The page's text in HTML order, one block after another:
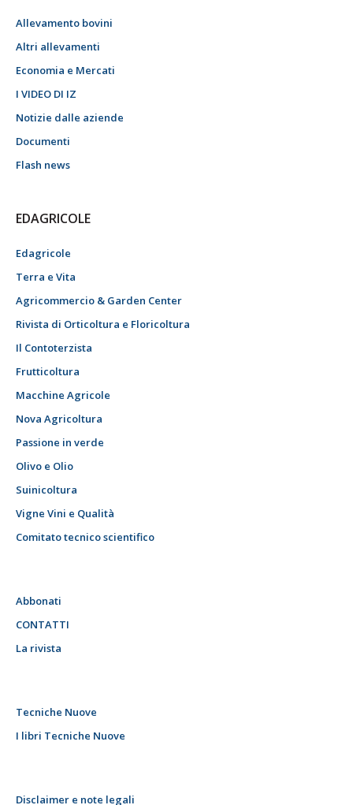
Allevamento bovini
Altri allevamenti
Economia e Mercati
I VIDEO DI IZ
Notizie dalle aziende
Documenti
Flash news
EDAGRICOLE
Edagricole
Terra e Vita
Agricommercio & Garden Center
Rivista di Orticoltura e Floricoltura
Il Contoterzista
Frutticoltura
Macchine Agricole
Nova Agricoltura
Passione in verde
Olivo e Olio
Suinicoltura
Vigne Vini e Qualità
Comitato tecnico scientifico
Abbonati
CONTATTI
La rivista
Tecniche Nuove
I libri Tecniche Nuove
Disclaimer e note legali